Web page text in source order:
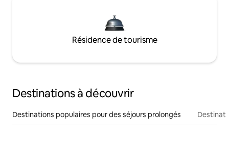
Résidence de tourisme
Destinations à découvrir
Destinations populaires pour des séjours prolongés